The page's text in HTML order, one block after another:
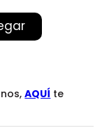
AQUÍ te